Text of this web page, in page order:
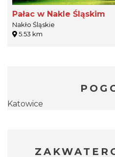
Pałac w Nakle Śląskim
Nakło Śląskie
5.53 km
Katowice